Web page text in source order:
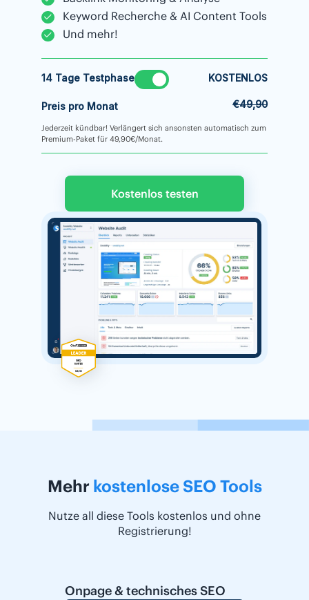
Keyword Recherche & AI Content Tools
Und mehr!
14 Tage Testphase KOSTENLOS
Preis pro Monat €49,90
Jederzeit kündbar! Verlängert sich ansonsten automatisch zum
Premium-Paket für 49,90€/Monat.
Kostenlos testen
Mehr kostenlose SEO Tools
Nutze all diese Tools kostenlos und ohne
Registrierung!
Onpage & technisches SEO